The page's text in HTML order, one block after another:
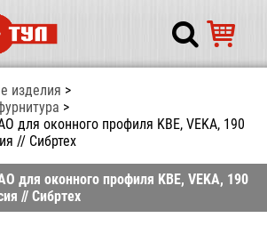
изделия
для оконного профиля KBE, VEKA, 190
// Сибртех
для оконного профиля KBE, VEKA, 190
// Сибртех